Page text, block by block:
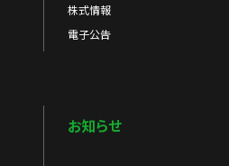
株式情報
電子公告
お知らせ